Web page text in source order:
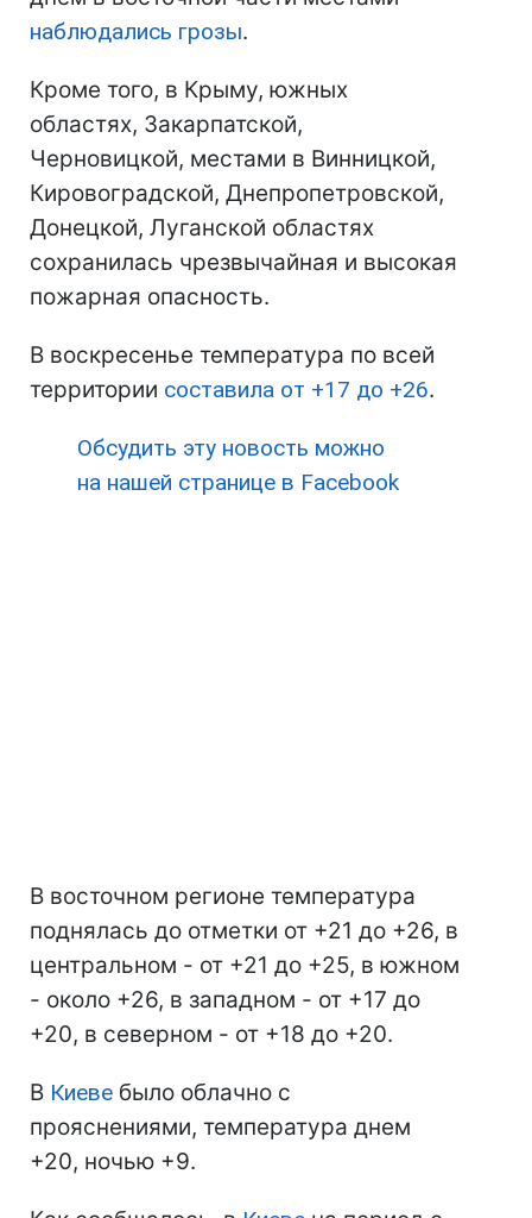
наблюдались грозы.
Кроме того, в Крыму, южных
областях, Закарпатской,
Черновицкой, местами в Винницкой,
Кировоградской, Днепропетровской,
Донецкой, Луганской областях
сохранилась чрезвычайная и высокая
пожарная опасность.
В воскресенье температура по всей
территории составила от +17 до +26.
Обсудить эту новость можно
на нашей странице в Facebook
В восточном регионе температура
поднялась до отметки от +21 до +26, в
центральном - от +21 до +25, в южном
- около +26, в западном - от +17 до
+20, в северном - от +18 до +20.
В Киеве было облачно с
прояснениями, температура днем
+20, ночью +9.